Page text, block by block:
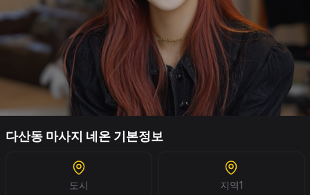
다산동 마사지 네온 기본정보
도시 지역1